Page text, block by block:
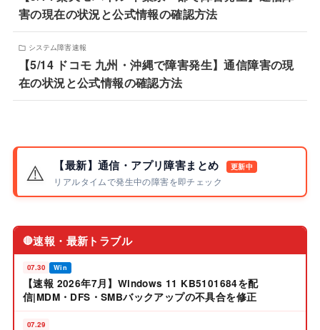
害の現在の状況と公式情報の確認方法
システム障害速報
【5/14 ドコモ 九州・沖縄で障害発生】通信障害の現
在の状況と公式情報の確認方法
⚠️ 【最新】通信・アプリ障害まとめ 更新中
リアルタイムで発生中の障害を即チェック
🔴速報・最新トラブル
07.30 Win
【速報 2026年7月】Windows 11 KB5101684を配
信|MDM・DFS・SMBバックアップの不具合を修正
07.29